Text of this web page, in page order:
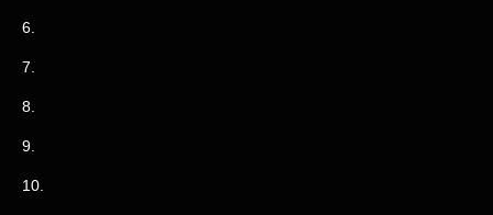
6.
7.
8.
9.
10.